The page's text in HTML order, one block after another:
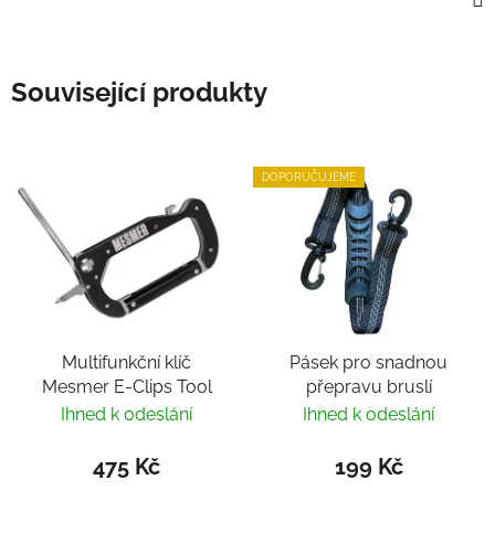
Související produkty
Multifunkční klíč
Mesmer E-Clips Tool
Ihned k odeslání
475 Kč
DOPORUČUJEME
Pásek pro snadnou
přepravu bruslí
Ihned k odeslání
199 Kč